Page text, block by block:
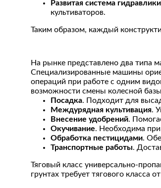
Развитая система
культиваторов.
Таким образом, каждый
На рынке представлено два типа
Специализированные машины
операций при работе с одним
возможности смены колесной
Посадка. Подходит для
Междурядная культивация.
Внесение удобрений.
Окучивание. Необходима при
Обработка пестицидами.
Транспортные работы.
Тяговый класс универсально-
грунтах требует тягового